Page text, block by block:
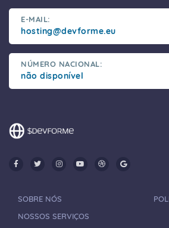
E-MAIL:
hosting@devforme.eu
NÚMERO NACIONAL:
não disponível
SOBRE NÓS
NOSSOS SERVIÇOS